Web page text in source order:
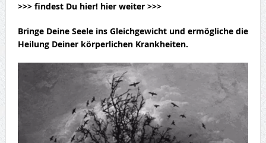
>>> findest Du hier! hier weiter >>>
Bringe Deine Seele ins Gleichgewicht und ermögliche die
Heilung Deiner körperlichen Krankheiten.